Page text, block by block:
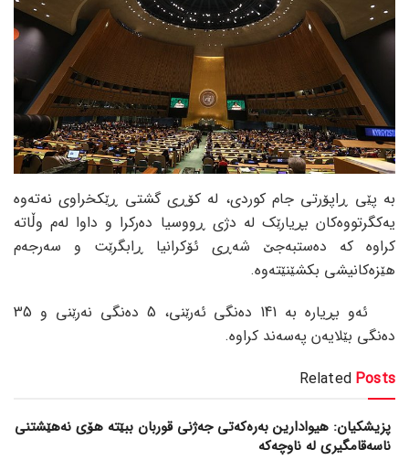
بە پێی ڕاپۆرتی جام کوردی، لە کۆڕی گشتی ڕێکخراوی نەتەوە
یەکگرتووەکان بڕیارێک لە دژی ڕووسیا دەرکرا و داوا لەم وڵاتە
کراوە کە دەستبەجێ شەڕی ئۆکرانیا ڕابگرێت و سەرجەم
هێزەکانیشی بکشێنێتەوە.
ئەو بڕیارە بە 141 دەنگی ئەرێنی، 5 دەنگی نەرێنی و 35
دەنگی بێلایەن پەسەند کراوە.
Related Posts
پزیشکیان: هیوادارین بەرەکەتی جەژنی قوربان ببێتە هۆی نەهێشتنی
ناسەقامگیری لە ناوچەکە